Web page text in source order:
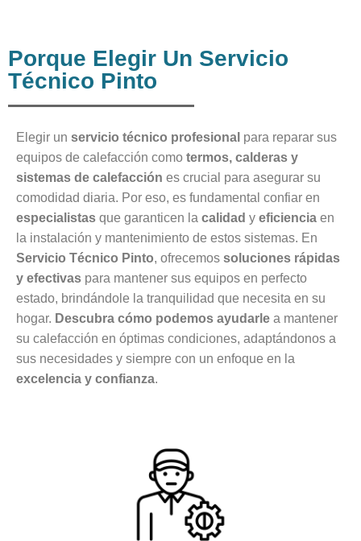
Porque Elegir Un Servicio
Técnico Pinto
Elegir un servicio técnico profesional para reparar sus
equipos de calefacción como termos, calderas y
sistemas de calefacción es crucial para asegurar su
comodidad diaria. Por eso, es fundamental confiar en
especialistas que garanticen la calidad y eficiencia en
la instalación y mantenimiento de estos sistemas. En
Servicio Técnico Pinto, ofrecemos soluciones rápidas
y efectivas para mantener sus equipos en perfecto
estado, brindándole la tranquilidad que necesita en su
hogar. Descubra cómo podemos ayudarle a mantener
su calefacción en óptimas condiciones, adaptándonos a
sus necesidades y siempre con un enfoque en la
excelencia y confianza.